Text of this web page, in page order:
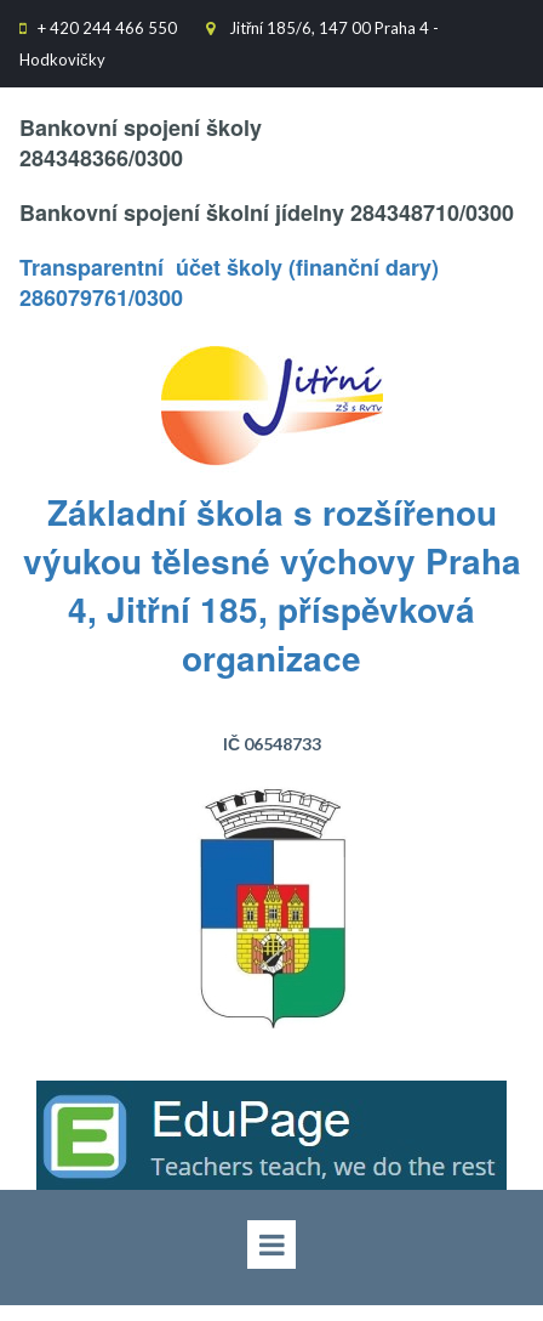
 +420 244 466 550 
Jitřní 185/6, 147 00 Praha 4 -
Hodkovičky
Bankovní spojení školy
284348366/0300
Bankovní spojení školní jídelny 284348710/0300
Transparentní účet školy (finanční dary)
286079761/0300
Základní škola s rozšířenou
výukou tělesné výchovy Praha
4, Jitřní 185, příspěvková
organizace
IČ 06548733